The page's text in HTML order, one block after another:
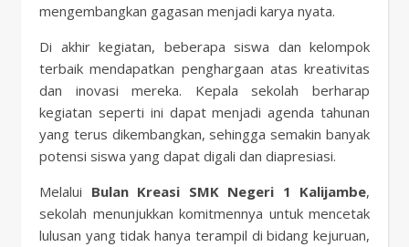
mengembangkan gagasan menjadi karya nyata.
Di akhir kegiatan, beberapa siswa dan kelompok
terbaik mendapatkan penghargaan atas kreativitas
dan inovasi mereka. Kepala sekolah berharap
kegiatan seperti ini dapat menjadi agenda tahunan
yang terus dikembangkan, sehingga semakin banyak
potensi siswa yang dapat digali dan diapresiasi.
Melalui Bulan Kreasi SMK Negeri 1 Kalijambe,
sekolah menunjukkan komitmennya untuk mencetak
lulusan yang tidak hanya terampil di bidang kejuruan,